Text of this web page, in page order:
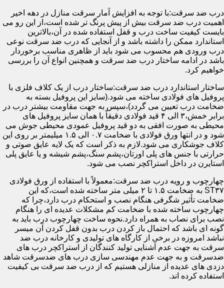
درب ضد سرقت:با توجه به افزایش آمار سرقت منازل در دهه اخیر
اهمیت درب ضد سرقت بیش از پیش پرنگ تر شده است،از این رو می
بایست کیفیت ساخت درب و قفل استفاده شده در آن،بالاترین
استاندارد ممکن را داشته باشد و از آنجایی که درب ضد سرقت نوعی
درب ورودی هم محسوب می شود باید از ظاهری مناسب برخوردار
باشد در ادامه ساختار درب ضد سرقت و همچنین انواع آن را بررسی
خواهیم کرد.
ساختار استاندارد درب ضد سرقت:ساختار درب از یک کلاف فلزی با
پروفیل های فولادی ساخته می شود.(سایز این پروفیل بسته به
ضخامت درب تعیین می گردد)،سپس به جهت مقاومت بیشتر درب در
برابر خمش،۳ الی ۴ قید فولادی دقیقاً با همان سایز پروفیل های
محیطی به صورت افقی به دو قید پروفیل عمودی محیطی جوش می
شود و در انتها ورق فولادی با ضخامت ۰.۷ الی ۱.۵ میلیمتر بر روی این
کلاف جوشکاری می شود.لازم به ذکر است که یک لایه عایق صوتی و
حرارتی با جنس های پلی اورتان،پشم سنگ،پشم شیشه و یا عایق پلی
استایرن در داخل استراکچر نصب می شود.
چهارچوب و رویه درب ضد سرقت:معمولاً با استفاده از ورق فولادی
ST۳۷ به ضخامت ۱.۵ تا ۲ میلی متر ساخته شده است،که این
ضخامت تأثیر شگرفی هنگام نصب و استحکام درب دارد،چرا که
چهارچوب ساخته شده با ضخامت کم مشکلات عدیده ای را هنگام
نصب برای نصاب به همراه دارد.نحوه ساخت چهارچوب درب باید به
گونه ای باشد که احتمال باز کردن درب بدون قفل کردن آن میسر
نباشد امروزه در برخی از کارگاه های تولیدی و کارخانه درب ضد
سرقت به جهت عدم آشنایی تولید کنندگان از استراکچر درب های
ضدسرقت و به جهت عدم مهندسی سازی درب های ضدسرقت شاهد
دزدی های عدیده از منازلی هستیم که از درب ضد سرقت بی کیفیت
استفاده کرده اند.